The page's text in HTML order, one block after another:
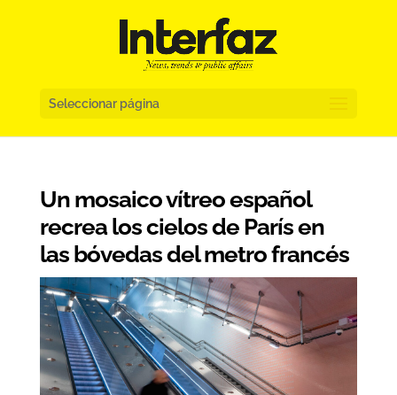
Seleccionar página
Un mosaico vítreo español
recrea los cielos de París en
las bóvedas del metro francés